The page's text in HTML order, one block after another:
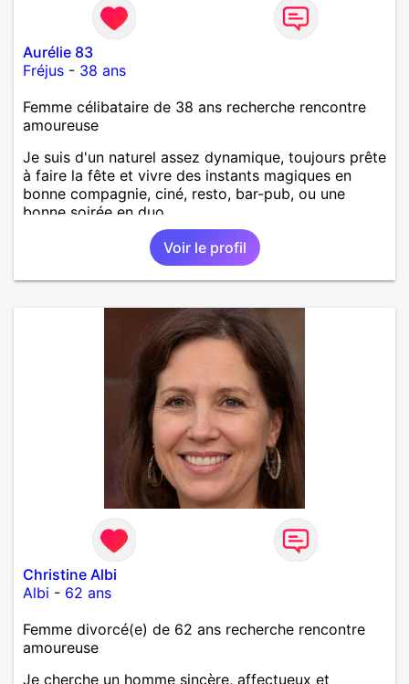
Aurélie 83
Fréjus - 38 ans
Femme célibataire de 38 ans recherche rencontre
amoureuse
Je suis d'un naturel assez dynamique, toujours prête
à faire la fête et vivre des instants magiques en
bonne compagnie, ciné, resto, bar-pub, ou une
bonne soirée en duo.
Voir le profil
Christine Albi
Albi - 62 ans
Femme divorcé(e) de 62 ans recherche rencontre
amoureuse
Je cherche un homme sincère, affectueux et